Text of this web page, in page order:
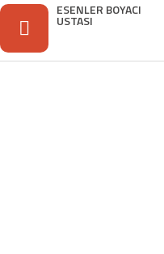
ESENLER BOYACI
USTASI